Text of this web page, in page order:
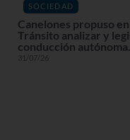
SOCIEDAD
Canelones propuso
Tránsito analizar y
conducción
31/07/26